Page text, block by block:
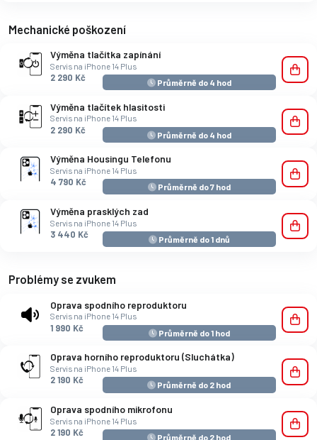
Mechanické poškození
Výměna tlačítka zapínání
Servis na iPhone 14 Plus
2 290 Kč
Průměrně do 4 hod
Výměna tlačítek hlasitosti
Servis na iPhone 14 Plus
2 290 Kč
Průměrně do 4 hod
Výměna Housingu Telefonu
Servis na iPhone 14 Plus
4 790 Kč
Průměrně do 7 hod
Výměna prasklých zad
Servis na iPhone 14 Plus
3 440 Kč
Průměrně do 1 dnů
Problémy se zvukem
Oprava spodního reproduktoru
Servis na iPhone 14 Plus
1 990 Kč
Průměrně do 1 hod
Oprava horního reproduktoru (Sluchátka)
Servis na iPhone 14 Plus
2 190 Kč
Průměrně do 2 hod
Oprava spodního mikrofonu
Servis na iPhone 14 Plus
2 190 Kč
Průměrně do 2 hod